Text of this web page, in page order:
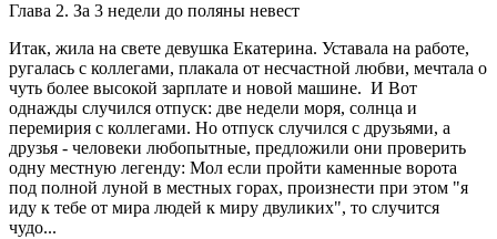
Глава 2. За 3 недели до поляны невест
Итак, жила на свете девушка Екатерина. Уставала на работе,
ругалась с коллегами, плакала от несчастной любви, мечтала о
чуть более высокой зарплате и новой машине. И Вот
однажды случился отпуск: две недели моря, солнца и
перемирия с коллегами. Но отпуск случился с друзьями, а
друзья - человеки любопытные, предложили они проверить
одну местную легенду: Мол если пройти каменные ворота
под полной луной в местных горах, произнести при этом "я
иду к тебе от мира людей к миру двуликих", то случится
чудо...